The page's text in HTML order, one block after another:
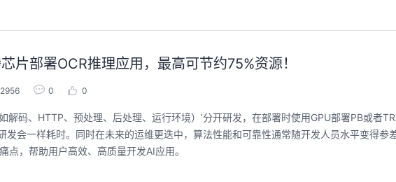
部署OCR推理应用，最高可节约75%资源！
0 0
解码、HTTP、预处理、后处理、运行环境）’分开研发，在部署时使用GPU部署PB或者
会一样耗时。同时在未来的运维更迭中，算法性能和可靠性通常随开发人员水平变得参
，帮助用户高效、高质量开发AI应用。